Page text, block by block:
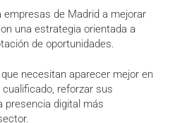
empresas de Madrid a mejorar
una estrategia orientada a
de oportunidades.
necesitan aparecer mejor en
reforzar sus
presencia digital más